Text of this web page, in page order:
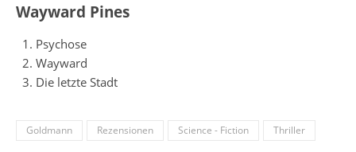
Wayward Pines
Psychose
Wayward
Die letzte Stadt
Goldmann Rezensionen Science - Fiction Thriller